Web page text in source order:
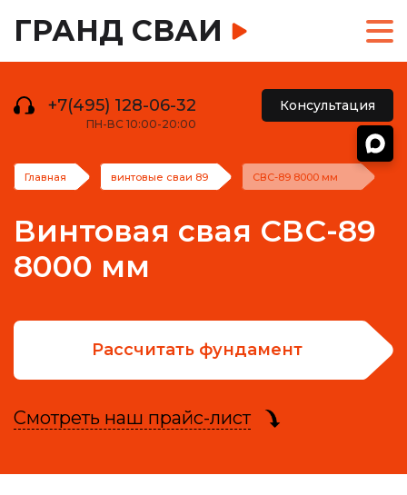
ГРАНД СВАИ
+7(495) 128-06-32
ПН-ВС 10:00-20:00
Консультация
Главная винтовые сваи 89 СВС-89 8000 мм
Винтовая свая СВС-89
8000 мм
Рассчитать фундамент
Смотреть наш прайс-лист